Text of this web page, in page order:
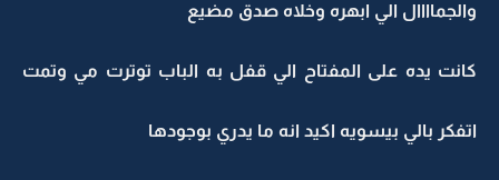
والجماااال الي ابهره وخلاه صدق مضيع
كانت يده على المفتاح الي قفل به الباب توترت مي وتمت
اتفكر بالي بيسويه اكيد انه ما يدري بوجودها